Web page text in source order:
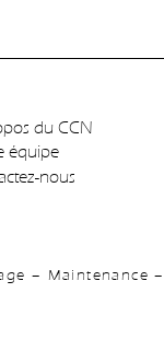
du CCN
équipe
nous
– Maintenance